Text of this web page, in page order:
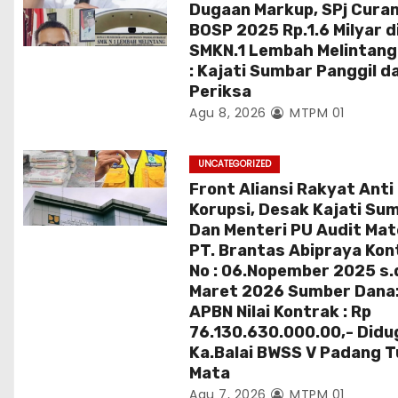
Dugaan Markup, SPj
BOSP 2025 Rp.1.6 Milyar
SMKN.1 Lembah
: Kajati Sumbar Panggil
Periksa
Agu 8, 2026 MTPM 01
UNCATEGORIZED
Front Aliansi Rakyat Anti
Korupsi, Desak Kajati
Dan Menteri PU Audit
PT. Brantas Abipraya
No : 06.Nopember 2025
Maret 2026 Sumber
APBN Nilai Kontrak : Rp
76.130.630.000.00,-
Ka.Balai BWSS V Padang
Mata
Agu 7, 2026 MTPM 01